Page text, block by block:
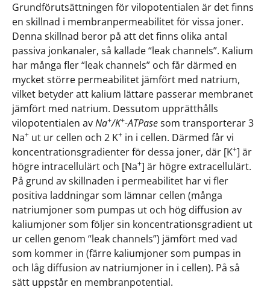
Grundförutsättningen för vilopotentialen är det finns
en skillnad i membranpermeabilitet för vissa joner.
Denna skillnad beror på att det finns olika antal
passiva jonkanaler, så kallade “leak channels”. Kalium
har många fler “leak channels” och får därmed en
mycket större permeabilitet jämfört med natrium,
vilket betyder att kalium lättare passerar membranet
jämfört med natrium. Dessutom upprätthålls
vilopotentialen avNa+/K+-ATPasesom transporterar 3
Na+ ut ur cellen och 2 K+ in i cellen. Därmed får vi
koncentrationsgradienter för dessa joner, där [K+] är
högre intracellulärt och [Na+] är högre extracellulärt.
På grund av skillnaden i permeabilitet har vi fler
positiva laddningar som lämnar cellen (många
natriumjoner som pumpas ut och hög diffusion av
kaliumjoner som följer sin koncentrationsgradient ut
ur cellen genom “leak channels”) jämfört med vad
som kommer in (färre kaliumjoner som pumpas in
och låg diffusion av natriumjoner in i cellen). På så
sätt uppstår en membranpotential.